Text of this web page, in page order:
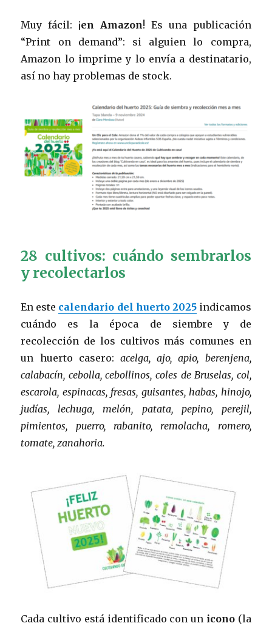
Muy fácil: ¡en Amazon! Es una publicación
“Print on demand”: si alguien lo compra,
Amazon lo imprime y lo envía a destinatario,
así no hay problemas de stock.
28 cultivos: cuándo sembrarlos
y recolectarlos
En este calendario del huerto 2025indicamos
cuándo es la época de siembre y de
recolección de los cultivos más comunes en
un huerto casero: acelga, ajo, apio, berenjena,
calabacín, cebolla, cebollinos, coles de Bruselas, col,
escarola, espinacas, fresas, guisantes, habas, hinojo,
judías, lechuga, melón, patata, pepino, perejil,
pimientos, puerro, rabanito, remolacha, romero,
tomate, zanahoria.
Cada cultivo está identificado con un icono(la